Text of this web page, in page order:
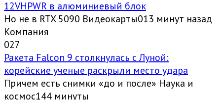
12VHPWR в алюминиевый блок
Но не в RTX 5090 Видеокарты013 минут назад
Компания
027
Ракета Falcon 9 столкнулась с Луной:
корейские ученые раскрыли место удара
Причем есть снимки «до и после» Наука и
космос144 минуты